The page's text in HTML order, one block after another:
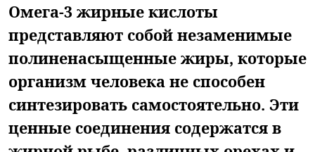
Омега-3 жирные кислоты
представляют собой незаменимые
полиненасыщенные жиры, которые
организм человека не способен
синтезировать самостоятельно. Эти
ценные соединения содержатся в